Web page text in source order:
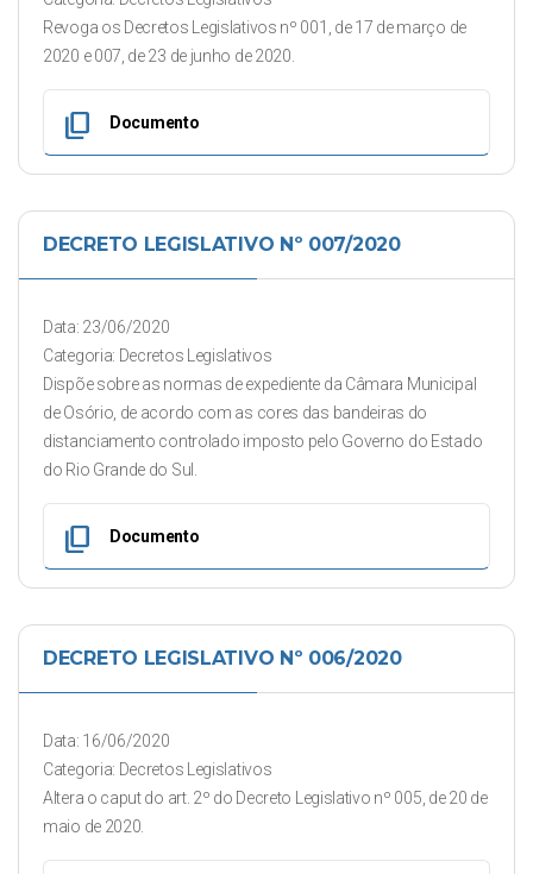
Revoga os Decretos Legislativos nº 001, de 17 de março de
2020 e 007, de 23 de junho de 2020.
content_copy Documento
DECRETO LEGISLATIVO Nº 007/2020
Data: 23/06/2020
Categoria: Decretos Legislativos
Dispõe sobre as normas de expediente da Câmara Municipal
de Osório, de acordo com as cores das bandeiras do
distanciamento controlado imposto pelo Governo do Estado
do Rio Grande do Sul.
content_copy Documento
DECRETO LEGISLATIVO Nº 006/2020
Data: 16/06/2020
Categoria: Decretos Legislativos
Altera o caput do art. 2º do Decreto Legislativo nº 005, de 20 de
maio de 2020.